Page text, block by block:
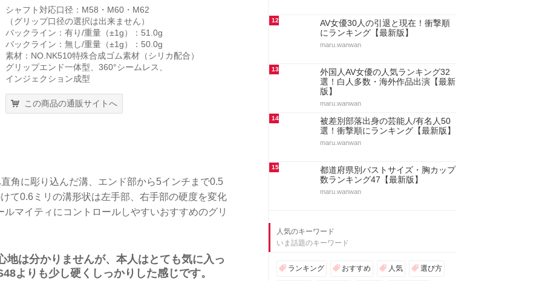
シャフト対応口径：M58・M60・M62
（グリップ口径の選択は出来ません）
バックライン：有り/重量（±1g）：51.0g
バックライン：無し/重量（±1g）：50.0g
素材：NO.NK510特殊合成ゴム素材（シリカ配合）
グリップエンド一体型、360°シームレス、
インジェクション成型
この商品の通販サイトへ
角に彫り込んだ溝、エンド部から5インチまで0.5
て0.6ミリの溝形状は左手部、右手部の硬度を変化
マイティにコントロールしやすいおすすめのグリ
地は分かりませんが、本人はとても気に入っ
よりも少し硬くしっかりした感じです。
12
AV女優30人の引退と現在！衝撃順
にランキング【最新版】
maru.wanwan
13
外国人AV女優の人気ランキング32
選！白人多数・海外作品出演【最新
版】
maru.wanwan
14
被差別部落出身の芸能人/有名人50
選！衝撃順にランキング【最新版】
maru.wanwan
15
都道府県別バストサイズ・胸カップ
数ランキング47【最新版】
maru.wanwan
人気のキーワード
いま話題のキーワード
ランキング おすすめ 人気 選び方